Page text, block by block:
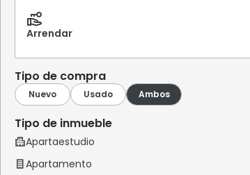
Arrendar
Tipo de compra
Tipo de inmueble